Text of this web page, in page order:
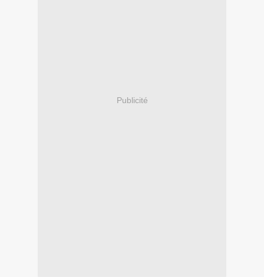
Publicité